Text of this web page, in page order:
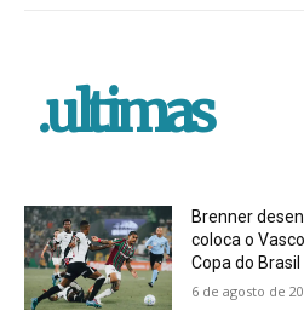
.ultimas
Brenner
coloca o
Copa do Brasil
6 de agosto de